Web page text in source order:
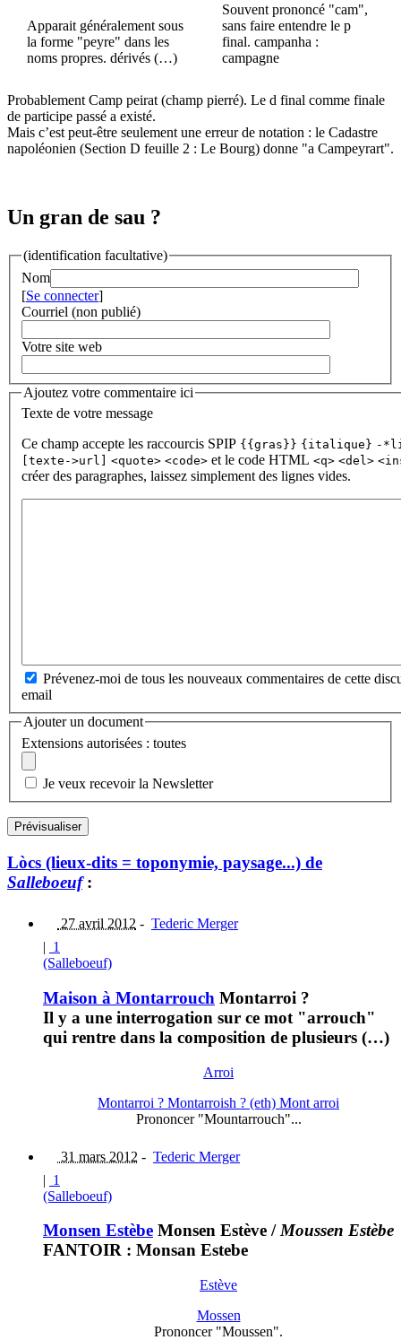
Apparait généralement sous
la forme "peyre" dans les
noms propres. dérivés (…)
Souvent prononcé "cam",
sans faire entendre le p
final. campanha :
campagne
Probablement Camp peirat (champ pierré). Le d final comme finale
de participe passé a existé.
Mais c’est peut-être seulement une erreur de notation : le Cadastre
napoléonien (Section D feuille 2 : Le Bourg) donne "a Campeyrart".
Un gran de sau ?
(identification facultative)
Nom
[Se connecter]
Courriel (non publié)
Votre site web
Ajoutez votre commentaire ici
Texte de votre message
Ce champ accepte les raccourcis SPIP {{gras}} {italique} -
[texte->url]
<quote> <code> et le code HTML <q> <del>
créer des paragraphes, laissez simplement des lignes vides.
Prévenez-moi de tous les nouveaux commentaires de cette
email
Ajouter un document
Extensions autorisées : toutes
Je veux recevoir la Newsletter
Lòcs (lieux-dits = toponymie, paysage...) de
Salleboeuf:
27 avril 2012 - Tederic Merger
| 1
(Salleboeuf)
Maison à Montarrouch Montarroi ?
Il y a une interrogation sur ce mot "arrouch"
qui rentre dans la composition de plusieurs (…)
Arroi
Montarroi ? Montarroish ? (eth) Mont arroi
Prononcer "Mountarrouch"...
31 mars 2012 - Tederic Merger
| 1
(Salleboeuf)
Monsen Estèbe Monsen Estève /Moussen Estèbe
FANTOIR : Monsan Estebe
Estève
Mossen
Prononcer "Moussen".